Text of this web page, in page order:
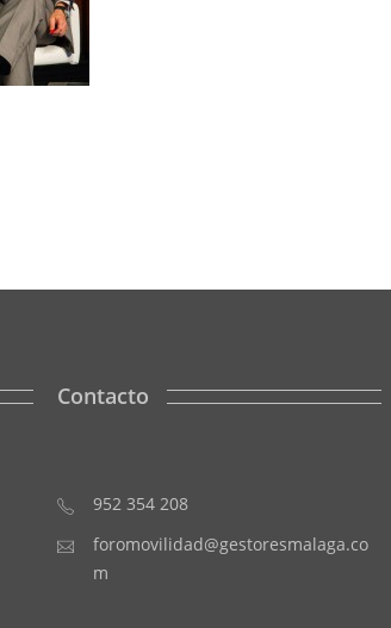
Contacto
952 354 208
foromovilidad@gestoresmalaga.co
m